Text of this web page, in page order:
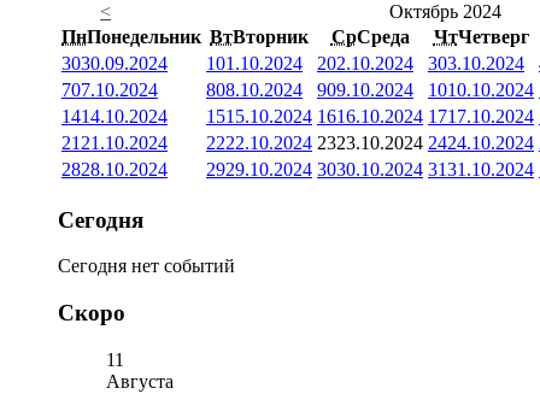
<
Октябрь 2024
ПнПонедельник ВтВторник СрСреда ЧтЧетверг
3030.09.2024 101.10.2024 202.10.2024 303.10.2024
707.10.2024 808.10.2024 909.10.2024 1010.10.2024
1414.10.2024 1515.10.2024 1616.10.2024 1717.10.2024
21 21.10.2024 2222.10.2024 2323.10.2024 2424.10.2024
2828.10.2024 2929.10.2024 3030.10.2024 3131.10.2024
Сегодня
Сегодня нет событий
Скоро
11
Августа